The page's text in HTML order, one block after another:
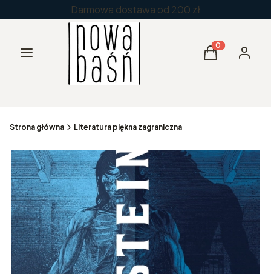
Darmowa dostawa od 200 zł
Menu Produkty w
Koszyk
Strona główna Literatura piękna zagraniczna